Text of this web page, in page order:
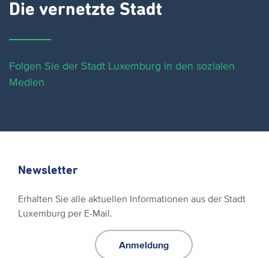
Die vernetzte Stadt
Folgen Sie der Stadt Luxemburg in den sozialen
Medien
Newsletter
Erhalten Sie alle aktuellen Informationen aus der Stadt
Luxemburg per E-Mail.
Anmeldung